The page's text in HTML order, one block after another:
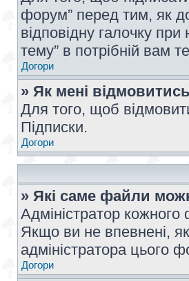
форум” перед тим, як
відповідну галочку
тему” в потрібній вам
Догори
» Як мені
Для того, щоб
Підписки.
Догори
» Які саме файли
Адміністратор
Якщо ви не впевнені,
адміністратора цього
Догори